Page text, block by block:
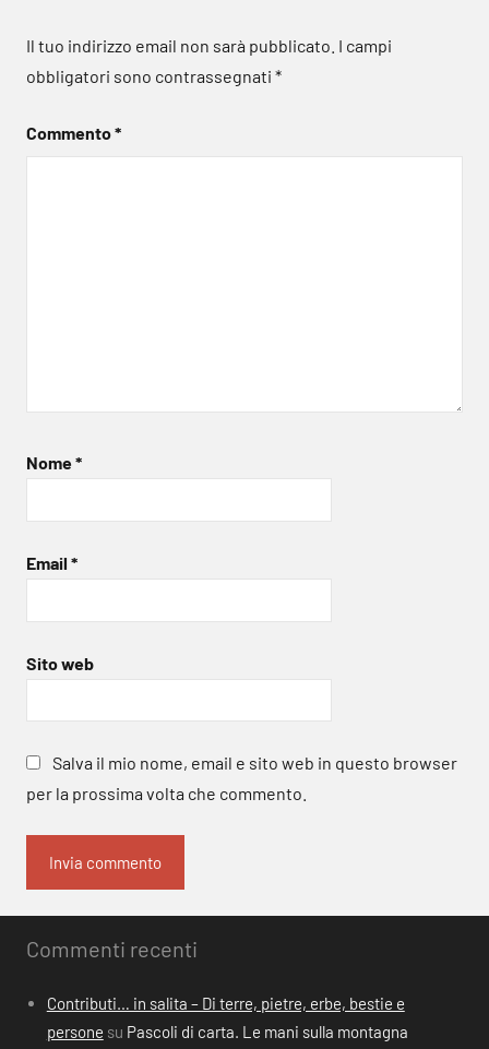
Il tuo indirizzo email non sarà pubblicato. I campi
obbligatori sono contrassegnati *
Commento*
Nome*
Email *
Sito web
Salva il mio nome, email e sito web in questo browser
per la prossima volta che commento.
Commenti recenti
Contributi… in salita – Di terre, pietre, erbe, bestie e
persone su Pascoli di carta. Le mani sulla montagna